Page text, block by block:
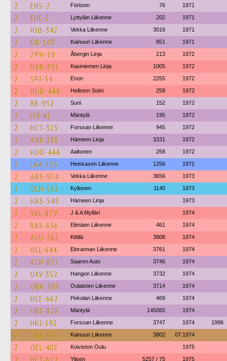
2 EHS-2 Förbom 76 1971
2 EHL-2 Lyttylän Liikenne 202 1971
2 HJO-342 Vekka Liikenne 3016 1971
2 OB-103 Kainuun Liikenne 851 1971
2 ZPH-10 Åbergin Linja 213 1972
2 HAB-851 Kasiniemen Linja 1005 1972
2 SPJ-34 Enon 2255 1972
2 HUO-444 Hellsten Soini 258 1972
2 RB-952 Suni 152 1972
2 ISR-41 Mäntylä 195 1972
2 HCT-325 Forssan Liikenne 945 1972
2 AAR-238 Hämeen Linja 3331 1972
2 HUO-444 Aaltonen 258 1972
2 LAA-155 Heiskasen Liikenne 1256 1972
2 ABS-974 Vekka Liikenne 3656 1973
2 OLH-582 Kyllonen 1140 1973
2 HAS-549 Hämeen Linja 1973
2 VBL-879 J & A Mylläri 1974
2 RAS-636 Elimäen Liikenne 461 1974
2 ACU-262 Kittilä 3808 1974
2 HCL-644 Elorannan Liikenne 3761 1974
2 ACN-872 Saaren Auto 3746 1974
2 UAV-352 Hangon Liikenne 3732 1974
2 OBK-305 Oulaisten Liikenne 3714 1974
2 HCE-662 Pekolan Liikenne 469 1974
2 HBS-828 Mäntylä 145065 1974
2 HKJ-192 Forssan Liikenne 3747 1974 1996
2 OBK-976 Kainuun Liikenne 3802 07.1974
2 OEL-402 Koiviston Oulu 1975
Ylisen 5257 / 75 1975